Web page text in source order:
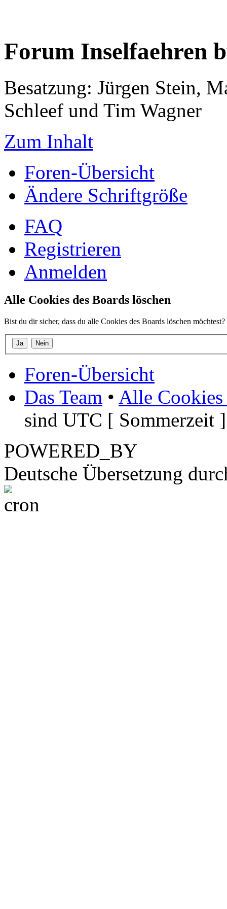
Forum Inselfaehren
Besatzung: Jürgen Stein,
Schleef und Tim Wagner
Zum Inhalt
Foren-Übersicht
Ändere Schriftgröße
FAQ
Registrieren
Anmelden
Alle Cookies des Boards löschen
Bist du dir sicher, dass du alle Cookies des Boards löschen möchtest?
Foren-Übersicht
Das Team • Alle Cookies
sind UTC [ Sommerzeit ]
POWERED_BY
Deutsche Übersetzung